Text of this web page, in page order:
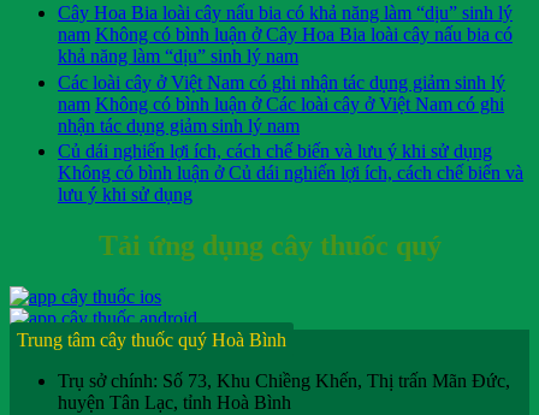
Cây Hoa Bia loài cây nấu bia có khả năng làm “dịu” sinh lý
nam Không có bình luận ở Cây Hoa Bia loài cây nấu bia có
khả năng làm “dịu” sinh lý nam
Các loài cây ở Việt Nam có ghi nhận tác dụng giảm sinh lý
nam Không có bình luận ở Các loài cây ở Việt Nam có ghi
nhận tác dụng giảm sinh lý nam
Củ dái nghiến lợi ích, cách chế biến và lưu ý khi sử dụng
Không có bình luận ở Củ dái nghiến lợi ích, cách chế biến và
lưu ý khi sử dụng
Tải ứng dụng cây thuốc quý
Trung tâm cây thuốc quý Hoà Bình
Trụ sở chính: Số 73, Khu Chiềng Khến, Thị trấn Mãn Đức,
huyện Tân Lạc, tỉnh Hoà Bình